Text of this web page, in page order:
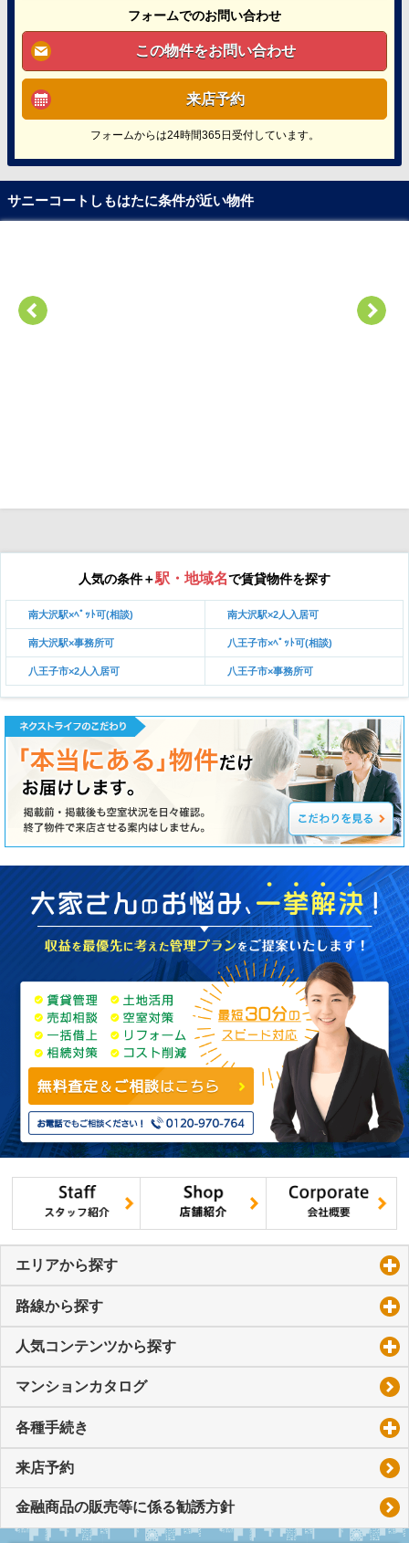
フォームでのお問い合わせ
この物件をお問い合わせ
来店予約
フォームからは24時間365日受付しています。
サニーコートしもはたに条件が近い物件
人気の条件＋駅・地域名で賃貸物件を探す
南大沢駅×ﾍﾟｯﾄ可(相談) 南大沢駅×2人入居可
南大沢駅×事務所可 八王子市×ﾍﾟｯﾄ可(相談)
八王子市×2人入居可 八王子市×事務所可
エリアから探す
路線から探す
人気コンテンツから探す
マンションカタログ
各種手続き
来店予約
金融商品の販売等に係る勧誘方針